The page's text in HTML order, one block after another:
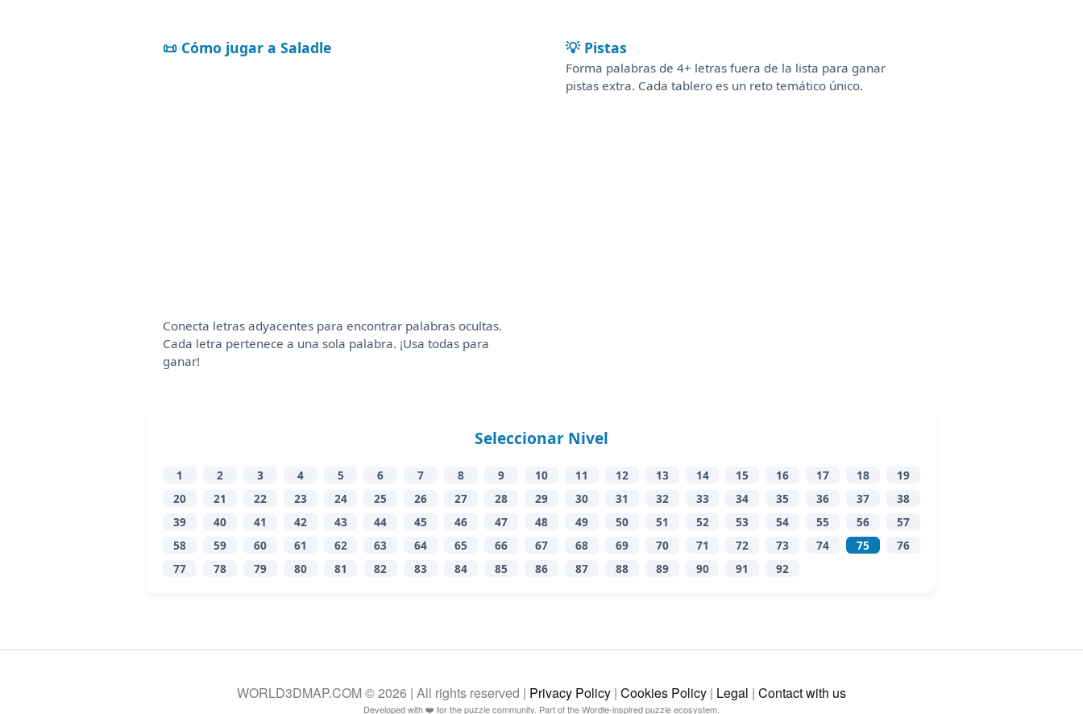
📜 Cómo jugar a Saladle
Conecta letras adyacentes para encontrar palabras ocultas.
Cada letra pertenece a una sola palabra. ¡Usa todas para
ganar!
💡 Pistas
Forma palabras de 4+ letras fuera de la lista para ganar
pistas extra. Cada tablero es un reto temático único.
Seleccionar Nivel
1 2 3 4 5 6 7 8 9 10 11 12 13 14 15 16 17 18
19
20
21 22 23 24 25 26 27 28 29 30 31 32 33 34 35 36 37
38
39
40 41 42 43 44 45 46 47 48 49 50 51 52 53 54 55 56
57
58
59 60 61 62 63 64 65 66 67 68 69 70 71 72 73 74 75
76
77
78 79 80 81 82 83 84 85 86 87 88 89 90 91 92
WORLD3DMAP.COM © 2026 | All rights reserved | Privacy Policy | Cookies Policy | Legal | Contact with us
Developed with ❤️ for the puzzle community. Part of the Wordle-inspired puzzle ecosystem.